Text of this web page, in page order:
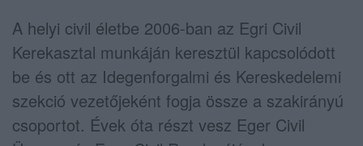
A helyi civil életbe 2006-ban az Egri Civil
Kerekasztal munkáján keresztül kapcsolódott
be és ott az Idegenforgalmi és Kereskedelemi
szekció vezetőjeként fogja össze a szakirányú
csoportot. Évek óta részt vesz Eger Civil